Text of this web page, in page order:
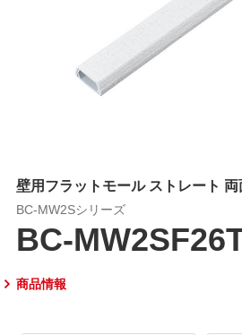
壁用フラットモール ストレート
BC-MW2Sシリーズ
BC-
商品情報